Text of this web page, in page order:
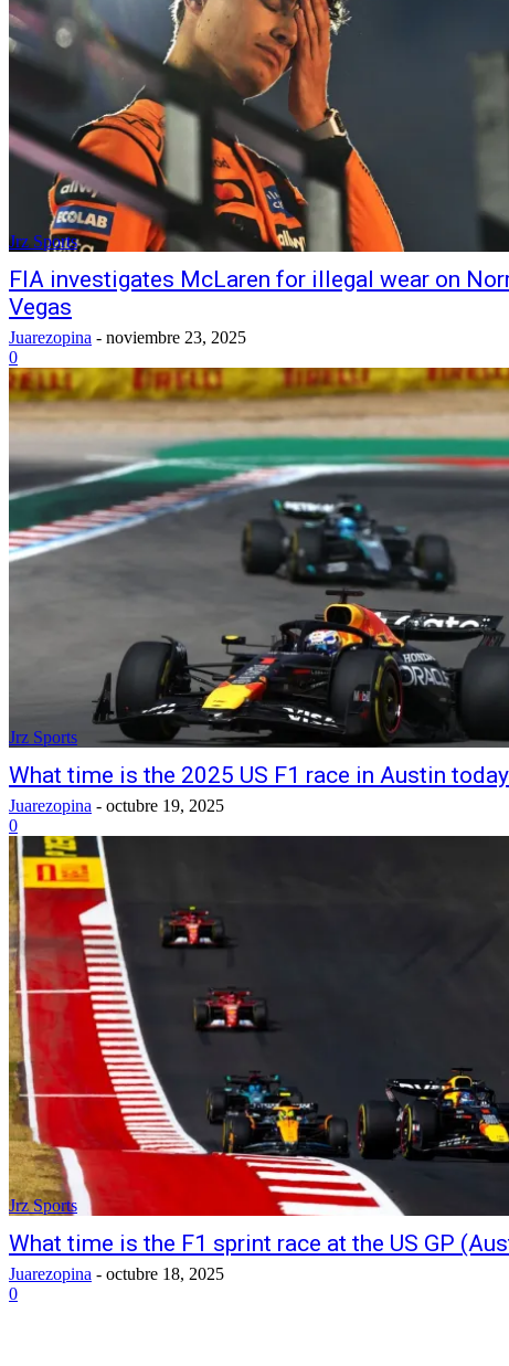
Jrz Sports
FIA investigates McLaren for illegal wear on
Vegas
Juarezopina - noviembre 23, 2025
0
Jrz Sports
What time is the 2025 US F1 race in Austin
Juarezopina - octubre 19, 2025
0
Jrz Sports
What time is the F1 sprint race at the US GP
Juarezopina - octubre 18, 2025
0